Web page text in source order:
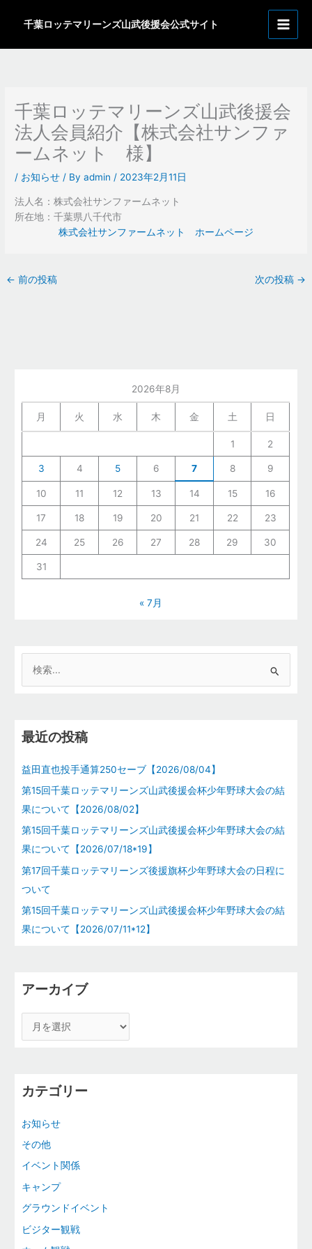
千葉ロッテマリーンズ山武後援会公式サイト
千葉ロッテマリーンズ山武後援会
法人会員紹介【株式会社サンファ
ームネット 様】
/ お知らせ / Byadmin/ 2023年2月11日
法人名：株式会社サンファームネット
所在地：千葉県八千代市
株式会社サンファームネット ホームページ
← 前の投稿 次の投稿 →
2026年8月
月 火 水 木 金 土 日
1 2
3 4 5 6 7 8 9
10 11 12 13 14 15 16
17 18 19 20 21 22 23
24 25 26 27 28 29 30
31
« 7月
象
最近の投稿
益田直也投手通算250セーブ【2026/08/04】
第15回千葉ロッテマリーンズ山武後援会杯少年野球大会の結
果について【2026/08/02】
第15回千葉ロッテマリーンズ山武後援会杯少年野球大会の結
果について【2026/07/18*19】
第17回千葉ロッテマリーンズ後援旗杯少年野球大会の日程に
ついて
第15回千葉ロッテマリーンズ山武後援会杯少年野球大会の結
果について【2026/07/11*12】
アーカイブ
ー
カテゴリー
お知らせ
その他
イベント関係
キャンプ
グラウンドイベント
ビジター観戦